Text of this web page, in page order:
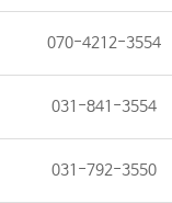
070-4212-3554
031-841-3554
031-792-3550